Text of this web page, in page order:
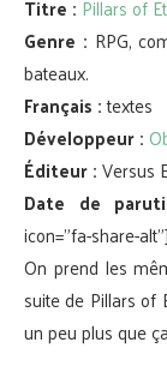
Titre : Pillars of
Genre : RPG,
bateaux.
Français :textes
Développeur :
Éditeur :Versus
Date de
icon=”fa-share-alt”]
On prend les
suite de Pillars of
un peu plus que